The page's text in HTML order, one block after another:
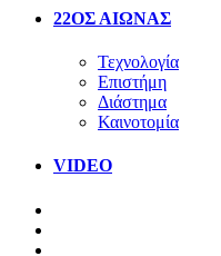
22ΟΣ ΑΙΩΝΑΣ
Τεχνολογία
Επιστήμη
Διάστημα
Καινοτομία
VIDEO